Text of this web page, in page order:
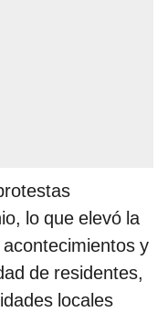
lo que elevó la
y
de residentes,
locales